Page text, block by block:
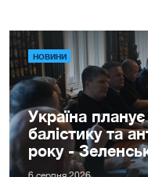
НОВИНИ
Україна
балістику та
року -